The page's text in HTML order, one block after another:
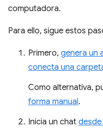
computadora.
Para ello, sigue estos
Primero, genera un
conecta una
Como alternativa,
forma manual.
Inicia un chat desde